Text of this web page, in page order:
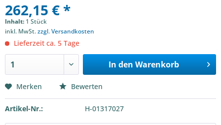
262,15 € *
Inhalt: 1 Stück
inkl. MwSt.zzgl. Versandkosten
Lieferzeit ca. 5 Tage
In den Warenkorb
Merken Bewerten
Artikel-Nr.: H-01317027